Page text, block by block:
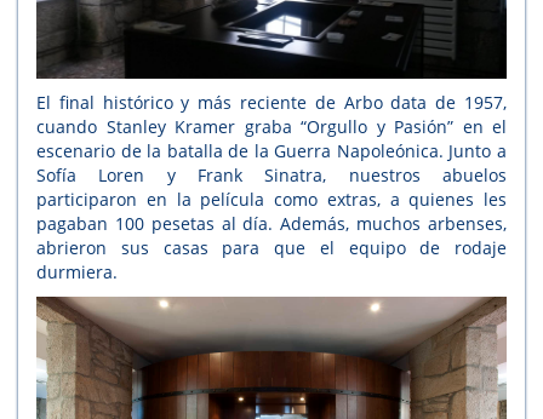
El final histórico y más reciente de Arbo data de 1957,
cuando Stanley Kramer graba “Orgullo y Pasión” en el
escenario de la batalla de la Guerra Napoleónica. Junto a
Sofía Loren y Frank Sinatra, nuestros abuelos
participaron en la película como extras, a quienes les
pagaban 100 pesetas al día. Además, muchos arbenses,
abrieron sus casas para que el equipo de rodaje
durmiera.